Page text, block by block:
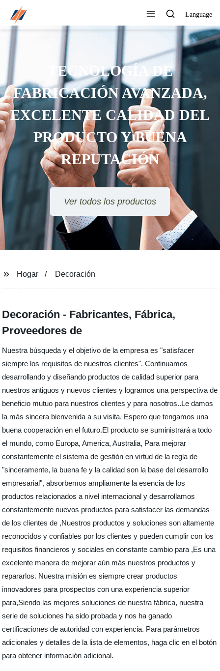
Language
TECNOLOGÍA DE
FABRICACIÓN AVANZADA,
EXCELENTE CALIDAD DEL
PRODUCTO Y BUENA
REPUTACIÓN
Ver todos los productos
Hogar Decoración
Decoración - Fabricantes, Fábrica,
Proveedores de
Nuestra búsqueda y el objetivo de la empresa es "satisfacer
siempre los requisitos de nuestros clientes". Continuamos
desarrollando y diseñando productos de calidad superior para
nuestros antiguos y nuevos clientes y logramos una perspectiva de
beneficio mutuo para nuestros clientes y para nosotros..Le damos
la más sincera bienvenida a su visita. Espero que tengamos una
buena cooperación en el futuro.El producto se suministrará a todo
el mundo, como Europa, America, Australia, Para mejorar
constantemente el sistema de gestión en virtud de la regla de
"sinceramente, la buena fe y la calidad son la base del desarrollo
empresarial", absorbemos ampliamente la esencia de los
productos relacionados a nivel internacional y desarrollamos
constantemente nuevos productos para satisfacer las demandas
de los clientes de ,Nuestros productos y soluciones son altamente
reconocidos y confiables por los clientes y pueden cumplir con los
requisitos financieros y sociales en constante cambio para ,Es una
excelente manera de mejorar aún más nuestros productos y
repararlos. Nuestra misión es siempre crear productos
innovadores para prospectos con una experiencia superior
para,Siendo las mejores soluciones de nuestra fábrica, nuestra
serie de soluciones ha sido probada y nos ha ganado
certificaciones de autoridad con experiencia. Para parámetros
adicionales y detalles de la lista de elementos, haga clic en el botón
para obtener información adicional.